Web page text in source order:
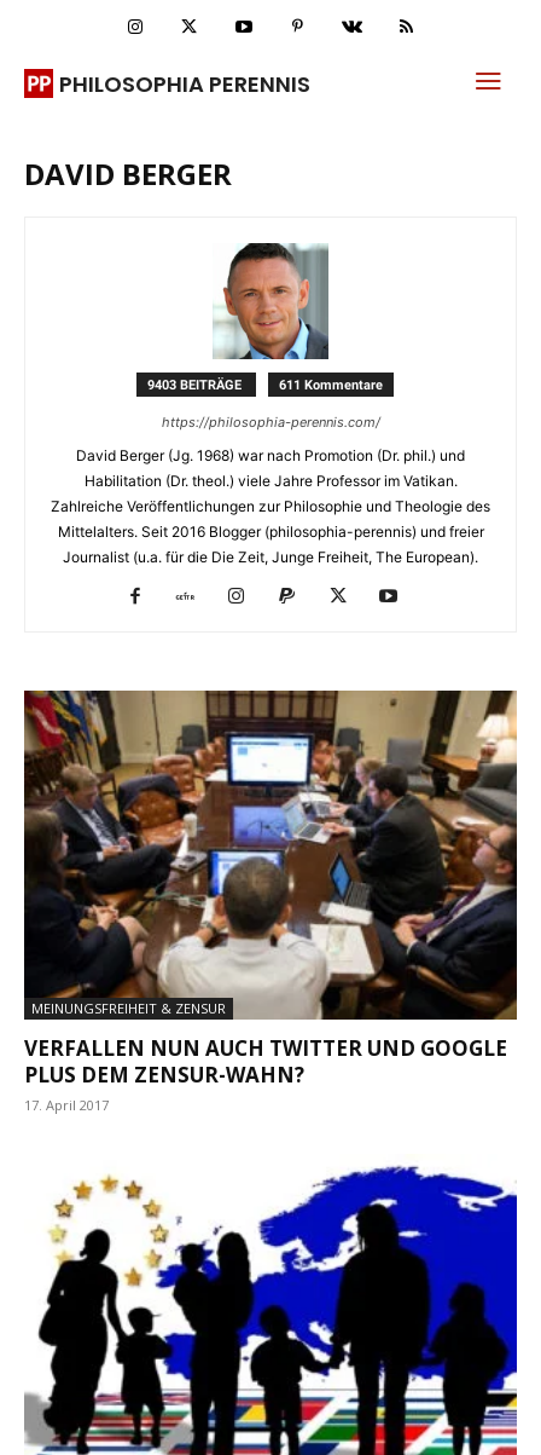
PHILOSOPHIA PERENNIS
DAVID BERGER
9403 BEITRÄGE 611 Kommentare
https://philosophia-perennis.com/
David Berger (Jg. 1968) war nach Promotion (Dr. phil.) und
Habilitation (Dr. theol.) viele Jahre Professor im Vatikan.
Zahlreiche Veröffentlichungen zur Philosophie und Theologie des
Mittelalters. Seit 2016 Blogger (philosophia-perennis) und freier
Journalist (u.a. für die Die Zeit, Junge Freiheit, The European).
MEINUNGSFREIHEIT & ZENSUR
VERFALLEN NUN AUCH TWITTER UND GOOGLE
PLUS DEM ZENSUR-WAHN?
17. April 2017